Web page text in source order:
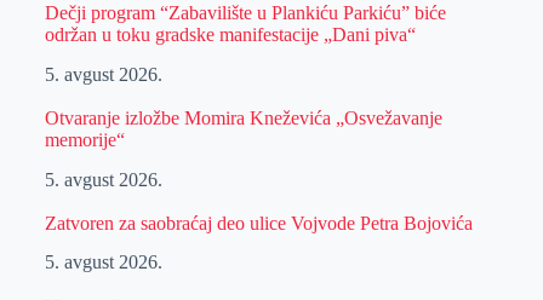
Dečji program “Zabavilište u Plankiću Parkiću” biće
održan u toku gradske manifestacije „Dani piva“
5. avgust 2026.
Otvaranje izložbe Momira Kneževića „Osvežavanje
memorije“
5. avgust 2026.
Zatvoren za saobraćaj deo ulice Vojvode Petra Bojovića
5. avgust 2026.